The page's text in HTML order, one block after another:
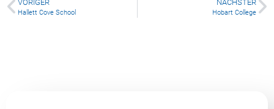
VORIGER
Hallett Cove School
NÄCHSTER
Hobart College